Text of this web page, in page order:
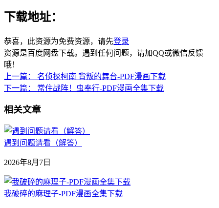
下载地址：
恭喜，此资源为免费资源，请先登录
资源是百度网盘下载。遇到任何问题，请加QQ或微信反馈
哦！
上一篇：
名侦探柯南 背叛的舞台-PDF漫画下载
下一篇：
常住战阵！虫奉行-PDF漫画全集下载
相关文章
遇到问题请看（解答）
2026年8月7日
我破碎的麻理子-PDF漫画全集下载